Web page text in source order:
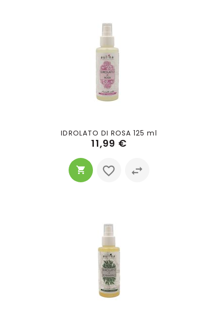
IDROLATO DI ROSA 125 ml
11,99 €